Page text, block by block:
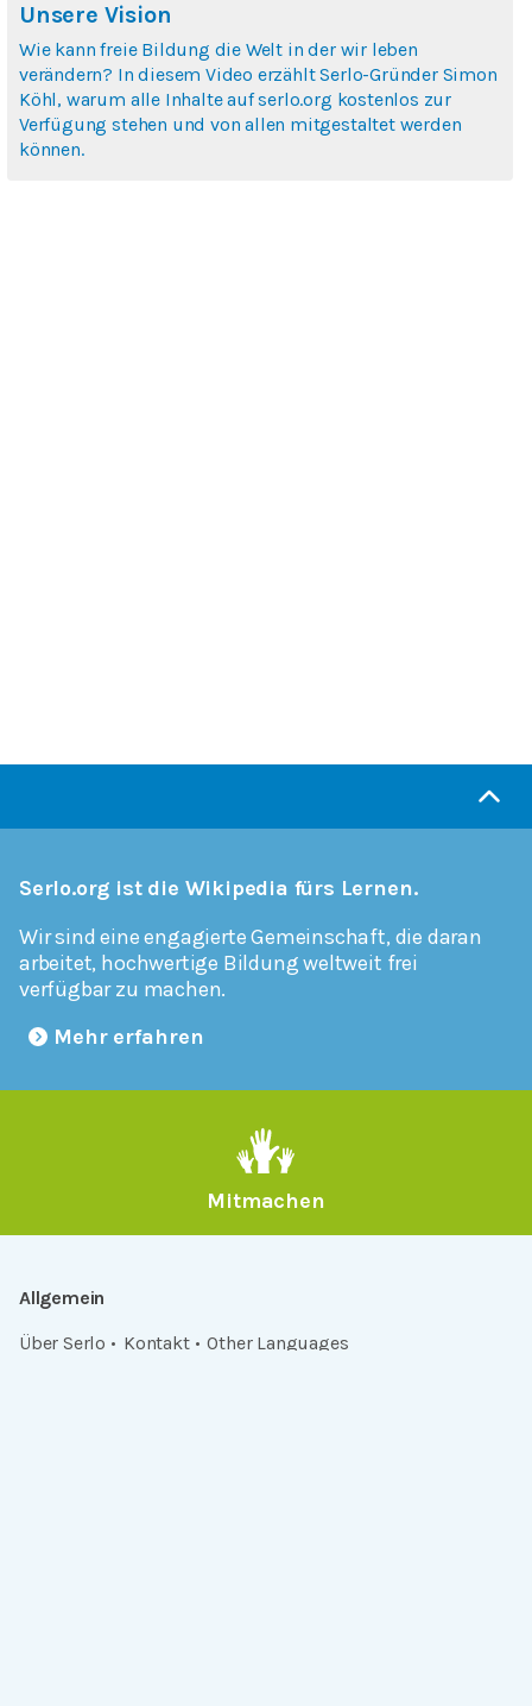
Unsere Vision
Wie kann freie Bildung die Welt in der wir leben
verändern? In diesem Video erzählt Serlo-Gründer Simon
Köhl, warum alle Inhalte auf serlo.org kostenlos zur
Verfügung stehen und von allen mitgestaltet werden
können.
Serlo.org ist die Wikipedia fürs Lernen.
Wir sind eine engagierte Gemeinschaft, die daran
arbeitet, hochwertige Bildung weltweit frei
verfügbar zu machen.
Mehr erfahren
Mitmachen
Allgemein
Über Serlo
Kontakt Other Languages